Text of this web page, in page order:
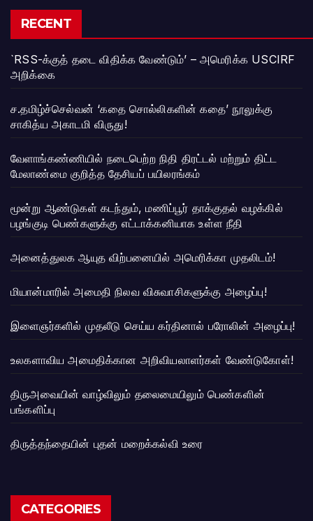
RECENT
`RSS-க்குத் தடை விதிக்க வேண்டும்’ – அமெரிக்க USCIRF
அறிக்கை
ச.தமிழ்ச்செல்வன் ‘கதை சொல்லிகளின் கதை’ நூலுக்கு
சாகித்ய அகாடமி விருது!
வேளாங்கண்ணியில் நடைபெற்ற நிதி திரட்டல் மற்றும் திட்ட
மேலாண்மை குறித்த தேசியப் பயிலரங்கம்
மூன்று ஆண்டுகள் கடந்தும், மணிப்பூர் தாக்குதல் வழக்கில்
பழங்குடி பெண்களுக்கு எட்டாக்கனியாக உள்ள நீதி
அனைத்துலக ஆயுத விற்பனையில் அமெரிக்கா முதலிடம்!
மியான்மாரில் அமைதி நிலவ விசுவாசிகளுக்கு அழைப்பு!
இளைஞர்களில் முதலீடு செய்ய கர்தினால் பரோலின் அழைப்பு!
உலகளாவிய அமைதிக்கான அறிவியலாளர்கள் வேண்டுகோள்!
திருஅவையின் வாழ்விலும் தலைமையிலும் பெண்களின்
பங்களிப்பு
திருத்தந்தையின் புதன் மறைக்கல்வி உரை
CATEGORIES